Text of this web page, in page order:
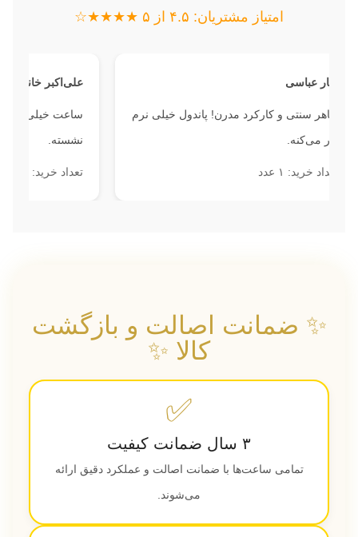
امتیاز مشتریان: ۴.۵ از ۵ ★★★★☆
عباسی
سنتی و کارکرد مدرن! پاندول خیلی نرم
می‌کنه.
خرید: ۱ عدد
علی‌اکبر خانی
ساعت خیلی شیکه و
نشسته.
تعداد خرید: ۳ عدد
✨ ضمانت اصالت و بازگشت
کالا ✨
✅
۳ سال ضمانت کیفیت
تمامی ساعت‌ها با ضمانت اصالت و عملکرد دقیق ارائه
می‌شوند.